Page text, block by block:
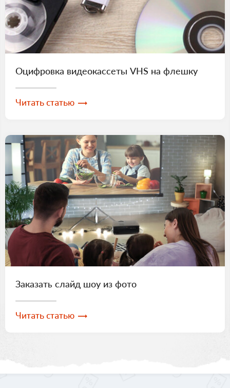
Оцифровка видеокассеты VHS на флешку
Читать статью
Заказать слайд шоу из фото
Читать статью